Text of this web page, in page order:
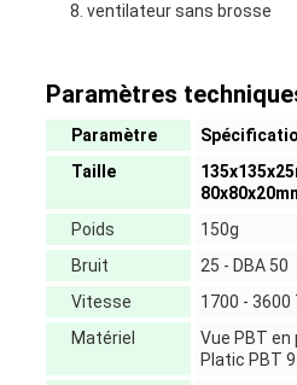
ventilateur sans brosse
Paramètres
Paramètre
Taille
Poids
150g
Bruit
25 - DBA 50
Vitesse
1700 - 3600
Matériel
Vue PBT
Platic PBT